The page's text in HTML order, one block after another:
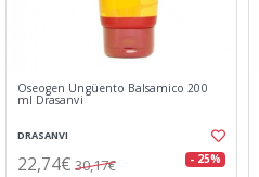
Oseogen Ungüento Balsamico 200
ml Drasanvi
DRASANVI
22,74€ 30,17€ - 25%